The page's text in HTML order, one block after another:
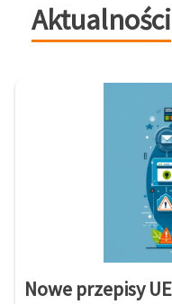
Aktualności
Nowe przepisy